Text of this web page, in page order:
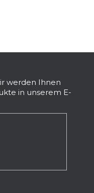
werden Ihnen
in unserem E-